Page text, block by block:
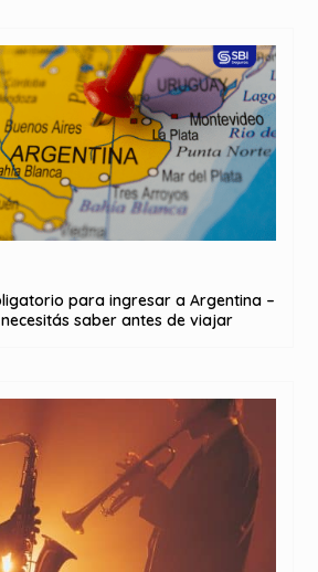
para ingresar a Argentina –
saber antes de viajar